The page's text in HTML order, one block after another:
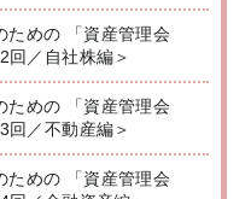
ための 「資産管理会
回／自社株編＞
ための 「資産管理会
回／不動産編＞
ための 「資産管理会